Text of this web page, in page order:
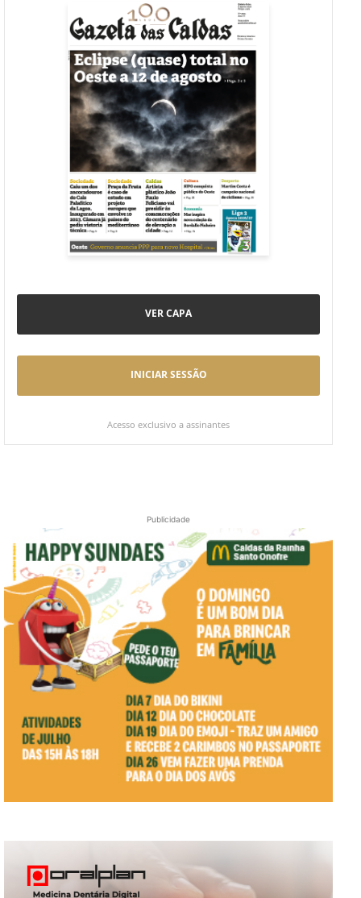
VER CAPA
INICIAR SESSÃO
Acesso exclusivo a assinantes
Publicidade